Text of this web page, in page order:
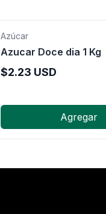
Azúcar
Azucar Doce dia 1 Kg
$2.23 USD
Agregar